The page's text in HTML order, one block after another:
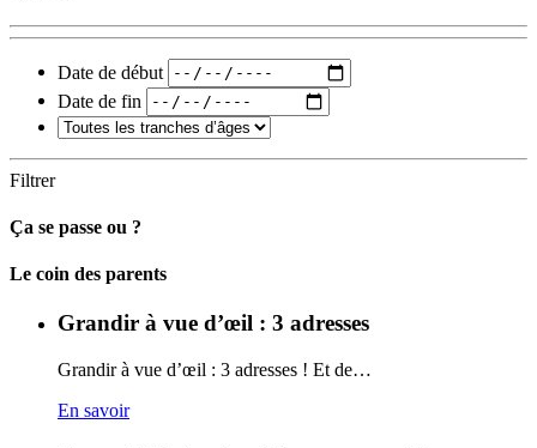
Date de début
Date de fin
Filtrer
Ça se passe ou ?
Carto
Le coin des parents
Grandir à vue d’œil : 3 adresses
Grandir à vue d’œil : 3 adresses ! Et de…
En savoir